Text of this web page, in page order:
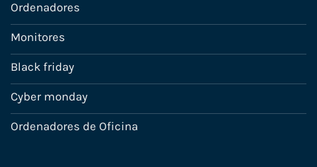
Ordenadores
Monitores
Black friday
Cyber monday
Ordenadores de Oficina